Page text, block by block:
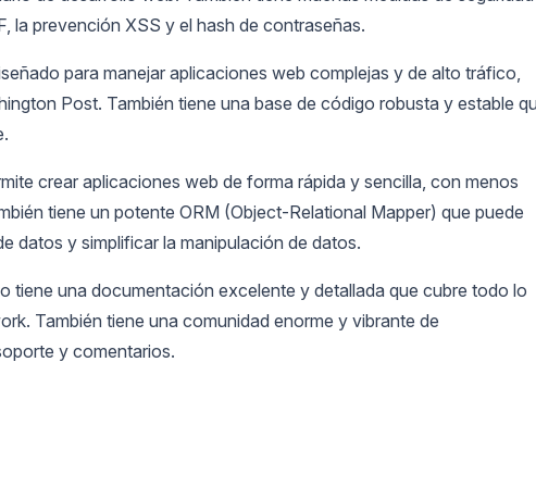
la prevención XSS y el hash de contraseñas.
para manejar aplicaciones web complejas y de alto tráfico,
Post. También tiene una base de código robusta y estable
crear aplicaciones web de forma rápida y sencilla, con menos
tiene un potente ORM (Object-Relational Mapper) que puede
datos y simplificar la manipulación de datos.
tiene una documentación excelente y detallada que cubre todo lo
También tiene una comunidad enorme y vibrante de
y comentarios.